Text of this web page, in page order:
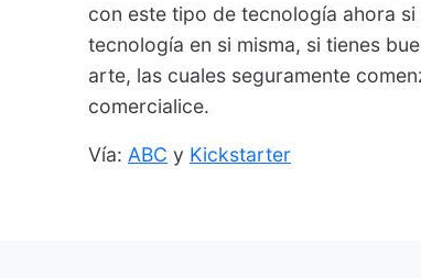
con este tipo de tecnología ahora
tecnología en si misma, si tienes
arte, las cuales seguramente
comercialice.
Vía: ABC y Kickstarter